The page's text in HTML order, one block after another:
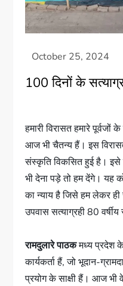
100 दिनों के
हमारी विरासत हमारे
आज भी चैतन्य हैं। इस
संस्कृति विकसित हुई है। इसे
भी देना पड़े तो हम देंगे। यह
का न्याय है जिसे हम लेकर
उपवास सत्याग्रही 80
रामदुलारे पाठकमध्य प्रदेश के
कार्यकर्ता हैं, जो भूदान-
प्रयोग के साक्षी हैं। आज भी